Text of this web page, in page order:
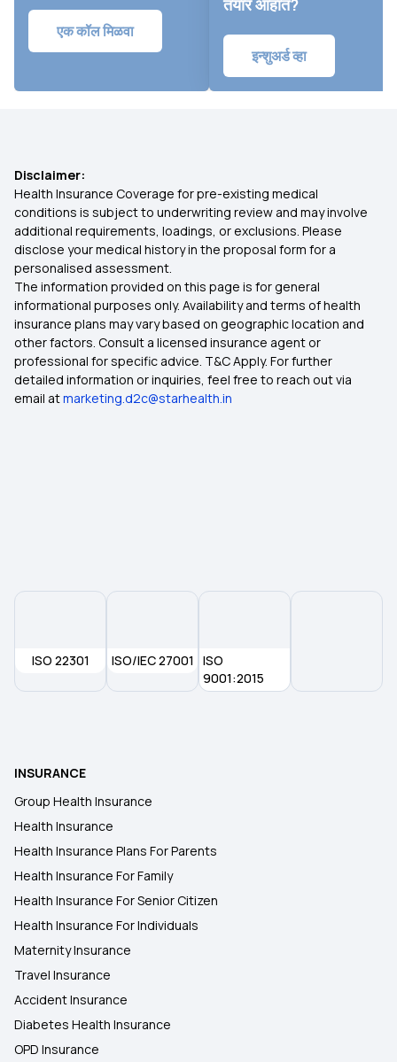
एक कॉल मिळवा
तयार आहात?
इन्शुअर्ड व्हा
Disclaimer:
Health Insurance Coverage for pre-existing medical
conditions is subject to underwriting review and may involve
additional requirements, loadings, or exclusions. Please
disclose your medical history in the proposal form for a
personalised assessment.
The information provided on this page is for general
informational purposes only. Availability and terms of health
insurance plans may vary based on geographic location and
other factors. Consult a licensed insurance agent or
professional for specific advice. T&C Apply. For further
detailed information or inquiries, feel free to reach out via
email atmarketing.d2c@starhealth.in
ISO 22301 ISO/IEC 27001
ISO
9001:2015
INSURANCE
Group Health Insurance
Health Insurance
Health Insurance Plans For Parents
Health Insurance For Family
Health Insurance For Senior Citizen
Health Insurance For Individuals
Maternity Insurance
Travel Insurance
Accident Insurance
Diabetes Health Insurance
OPD Insurance